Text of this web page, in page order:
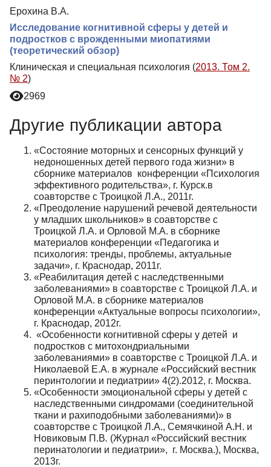
Ерохина В.А.
Исследование когнитивной сферы у детей и
подростков с врожденными миопатиями
(теоретический обзор)
Клиническая и специальная психология (2013. Том 2.
№ 2)
2969
Другие публикации автора
«Состояние моторных и сенсорных функций у
недоношенных детей первого года жизни» в
сборнике материалов конференции «Психология
эффективного родительства», г. Курск.в
соавторстве с Троицкой Л.А., 2011г.
«Преодоление нарушений речевой деятельности
у младших школьников» в соавторстве с
Троицкой Л.А. и Орловой М.А. в сборнике
материалов конференции «Педагогика и
психология: тренды, проблемы, актуальные
задачи», г. Краснодар, 2011г.
«Реабилитация детей с наследственными
заболеваниями» в соавторстве с Троицкой Л.А. и
Орловой М.А. в сборнике материалов
конференции «Актуальные вопросы психологии»,
г. Краснодар, 2012г.
«Особенности когнитивной сферы у детей и
подростков с митохондриальными
заболеваниями» в соавторстве с Троицкой Л.А. и
Николаевой Е.А. в журнале «Российский вестник
перинтологии и педиатрии» 4(2).2012, г. Москва.
«Особенности эмоциональной сферы у детей с
наследственными синдромами (соединительной
ткани и рахиподобными заболеваниями)» в
соавторстве с Троицкой Л.А., Семячкиной А.Н. и
Новиковым П.В. (Журнал «Российский вестник
перинатологии и педиатрии», г. Москва.), Москва,
2013г.